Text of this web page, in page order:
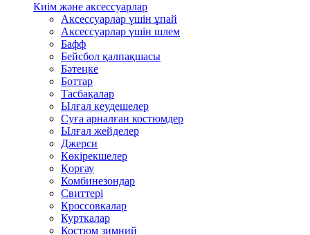
Киім және аксессуарлар
Аксессуарлар үшін ұпай
Аксессуарлар үшін шлем
Бафф
Бейсбол қалпақшасы
Бәтеңке
Боттар
Тасбақалар
Ылғал кеудешелер
Суға арналған костюмдер
Ылғал жейделер
Джерси
Көкірекшелер
Қорғау
Комбинезондар
Свиттері
Кроссовкалар
Курткалар
Костюм зимний